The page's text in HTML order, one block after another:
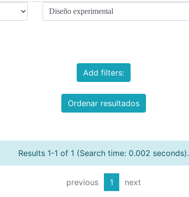
Add filters:
Ordenar resultados
Results 1-1 of 1 (Search time: 0.002 seconds).
previous 1 next